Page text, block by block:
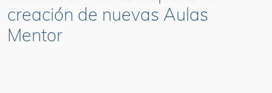
creación de nuevas Aulas
Mentor